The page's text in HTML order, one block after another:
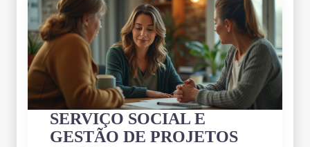
SERVIÇO SOCIAL E
GESTÃO DE PROJETOS